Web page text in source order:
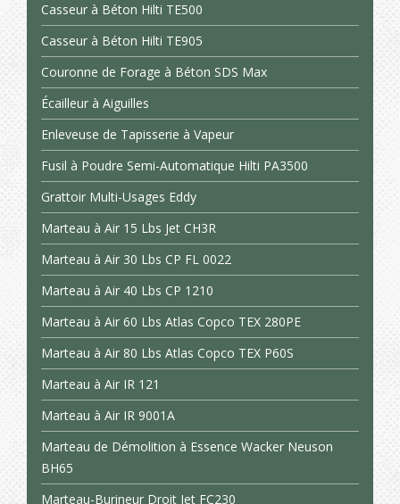
Casseur à Béton Hilti TE500
Casseur à Béton Hilti TE905
Couronne de Forage à Béton SDS Max
Écailleur à Aiguilles
Enleveuse de Tapisserie à Vapeur
Fusil à Poudre Semi-Automatique Hilti PA3500
Grattoir Multi-Usages Eddy
Marteau à Air 15 Lbs Jet CH3R
Marteau à Air 30 Lbs CP FL 0022
Marteau à Air 40 Lbs CP 1210
Marteau à Air 60 Lbs Atlas Copco TEX 280PE
Marteau à Air 80 Lbs Atlas Copco TEX P60S
Marteau à Air IR 121
Marteau à Air IR 9001A
Marteau de Démolition à Essence Wacker Neuson
BH65
Marteau-Burineur Droit Jet FC230